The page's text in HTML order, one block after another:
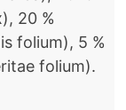
20 %
folium), 5 %
folium).